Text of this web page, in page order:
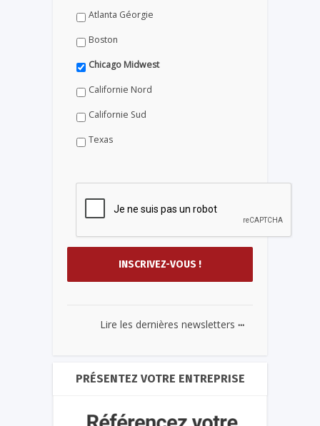
Atlanta Géorgie
Boston
Chicago Midwest
Californie Nord
Californie Sud
Texas
Lire les dernières newsletters ...
PRÉSENTEZ VOTRE ENTREPRISE